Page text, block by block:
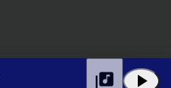
play_arrow
library_music